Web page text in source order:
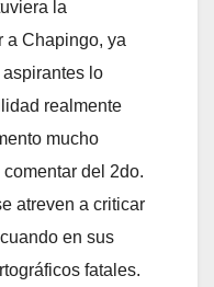
la
a Chapingo, ya
lo
realmente
mucho
del 2do.
atreven a criticar
en sus
fatales.